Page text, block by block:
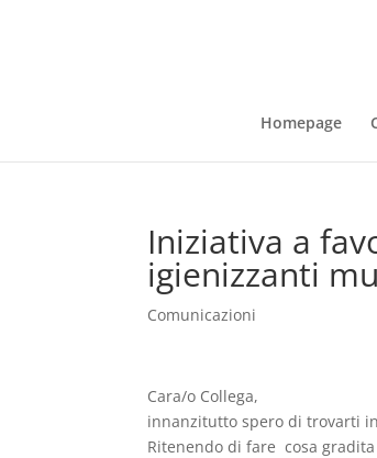
Homepage
Iniziativa a
igienizzanti
Comunicazioni
Cara/o Collega,
innanzitutto spero di trovarti
Ritenendo di fare cosa